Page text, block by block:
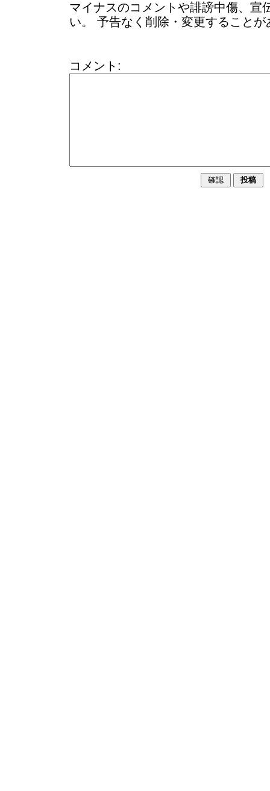
マイナスのコメントや誹謗中傷、宣
い。 予告なく削除・変更することが
コメント: